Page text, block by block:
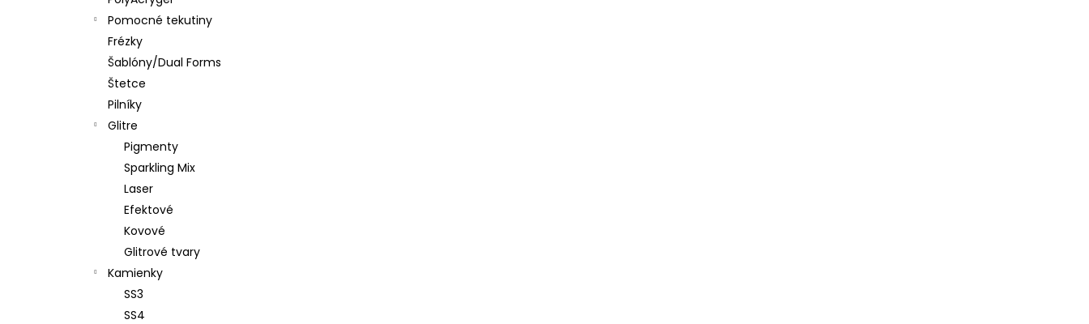
Pomocné tekutiny
Frézky
Šablóny/Dual Forms
Štetce
Pilníky
Glitre
Pigmenty
Sparkling Mix
Laser
Efektové
Kovové
Glitrové tvary
Kamienky
SS3
SS4
PENOVÝ PILNÍK HALFMOON 120/180 1KS
€1,60